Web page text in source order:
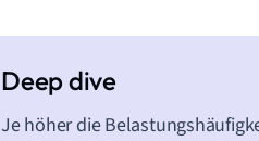
Je höher die